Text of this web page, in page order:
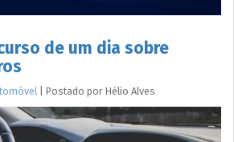
de um dia sobre
Postado por Hélio Alves